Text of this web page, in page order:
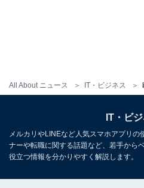
All About ニュース IT・ビジネス
る車両があればレーダーが検
必要に応じてオートブレーキ
役に立つケースは多そうだ。
若さ・エキサイティング
IT・ビ
メルカリやLINEなど人気スマホアプリの
ナーや転職に関する話題など、若手から
役立つ情報を分かりやすく解説します。